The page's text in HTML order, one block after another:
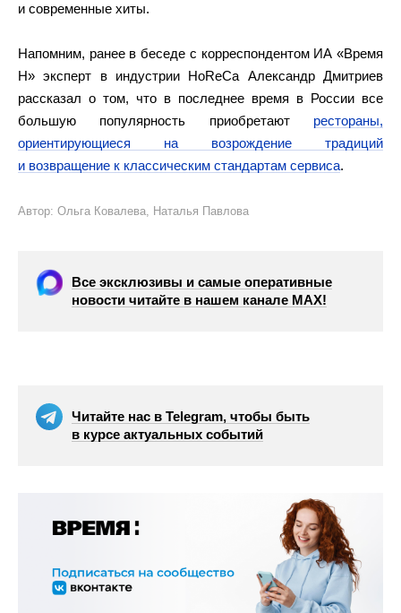
и современные хиты.
Напомним, ранее в беседе с корреспондентом ИА «Время
Н» эксперт в индустрии HoReCa Александр Дмитриев
рассказал о том, что в последнее время в России все
большую популярность приобретают рестораны,
ориентирующиеся на возрождение традиций
и возвращение к классическим стандартам сервиса.
Автор: Ольга Ковалева, Наталья Павлова
Все эксклюзивы и самые оперативные
новости читайте в нашем канале МАХ!
Читайте нас в Telegram, чтобы быть
в курсе актуальных событий